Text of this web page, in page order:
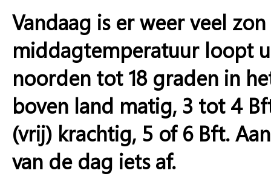
Vandaag is er weer veel
middagtemperatuur loopt
noorden tot 18 graden in
boven land matig, 3 tot 4
(vrij) krachtig, 5 of 6 Bft.
van de dag iets af.